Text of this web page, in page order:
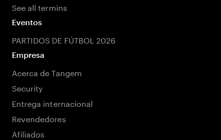
See all termins
Eventos
PARTIDOS DE FÚTBOL 2026
Empresa
Acerca de Tangem
Security
Entrega internacional
Revendedores
Afiliados